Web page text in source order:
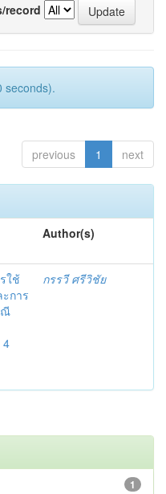
record
seconds).
previous 1 next
Author(s)
ใช้
การ
ณี
4
กรรวี ศรีวิชัย
1